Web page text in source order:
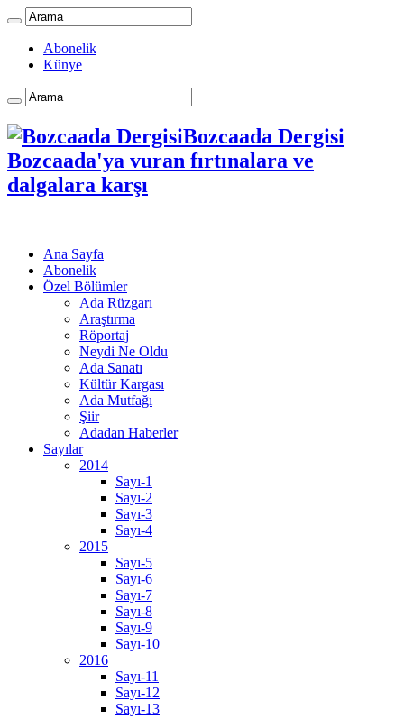
Abonelik
Künye
Bozcaada Dergisi
Bozcaada'ya vuran fırtınalara ve
dalgalara karşı
Ana Sayfa
Abonelik
Özel Bölümler
Ada Rüzgarı
Araştırma
Röportaj
Neydi Ne Oldu
Ada Sanatı
Kültür Kargası
Ada Mutfağı
Şiir
Adadan Haberler
Sayılar
2014
Sayı-1
Sayı-2
Sayı-3
Sayı-4
2015
Sayı-5
Sayı-6
Sayı-7
Sayı-8
Sayı-9
Sayı-10
2016
Sayı-11
Sayı-12
Sayı-13